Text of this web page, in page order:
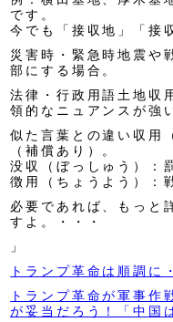
です。
今でも「接収地」「接
災害時・緊急時地震や
部にする場合。
法律・行政用語土地収
領的なニュアンスが強
似た言葉との違い収用
（補償あり）。
没収（ぼっしゅう）：
徴用（ちょうよう）：
必要であれば、もっと
すよ。・・・
」
トランプ革命は順調に
トランプ革命が軍事
が妥当だろう！「中国